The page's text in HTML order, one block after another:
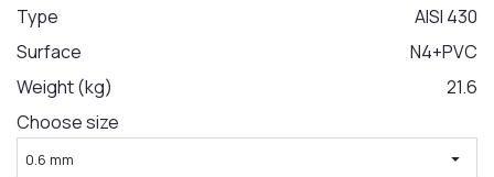
LA COMANDA
Type
AISI 430
Surface
N4+PVC
Weight (kg)
21.6
Choose size
0.6 mm arrow_drop_down